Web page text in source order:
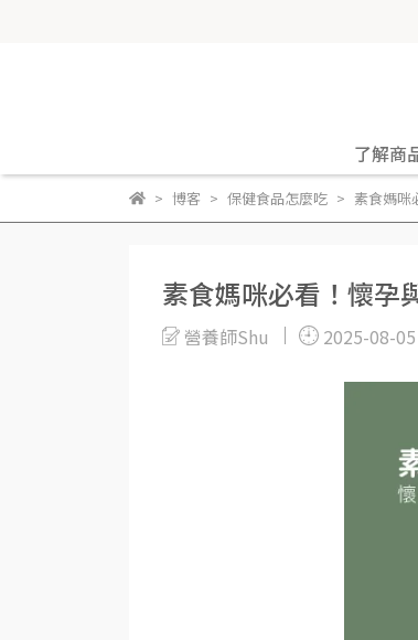
了解商
博客 保健食品怎麼吃 素食媽咪
素食媽咪必看！懷孕
營養師Shu 2025-08-05